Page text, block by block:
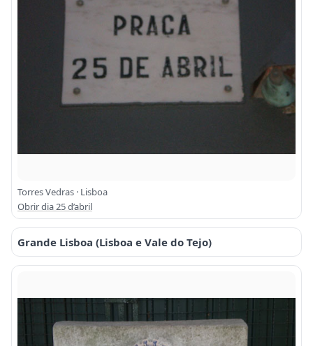
Torres Vedras · Lisboa
Obrir dia 25 d’abril
Grande Lisboa (Lisboa e Vale do Tejo)